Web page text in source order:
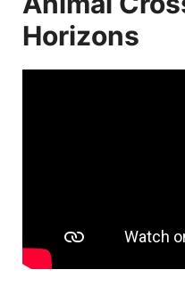
Horizons